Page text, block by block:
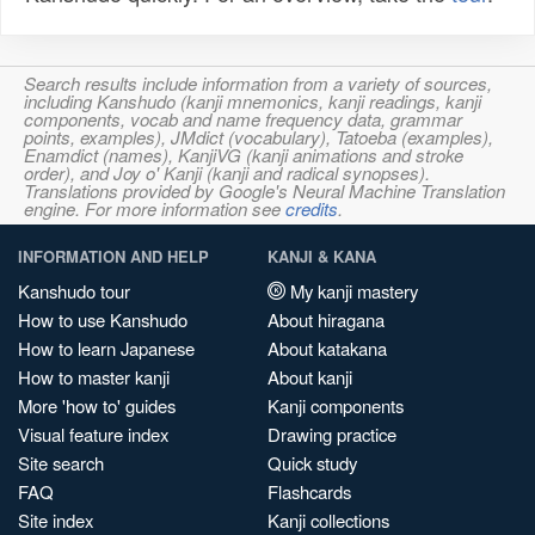
Search results include information from a variety of sources,
including Kanshudo (kanji mnemonics, kanji readings, kanji
components, vocab and name frequency data, grammar
points, examples), JMdict (vocabulary), Tatoeba (examples),
Enamdict (names), KanjiVG (kanji animations and stroke
order), and Joy o' Kanji (kanji and radical synopses).
Translations provided by Google's Neural Machine Translation
engine. For more information seecredits.
INFORMATION AND HELP
Kanshudo tour
How to use Kanshudo
How to learn Japanese
How to master kanji
More 'how to' guides
Visual feature index
Site search
FAQ
Site index
KANJI & KANA
My kanji mastery
About hiragana
About katakana
About kanji
Kanji components
Drawing practice
Quick study
Flashcards
Kanji collections